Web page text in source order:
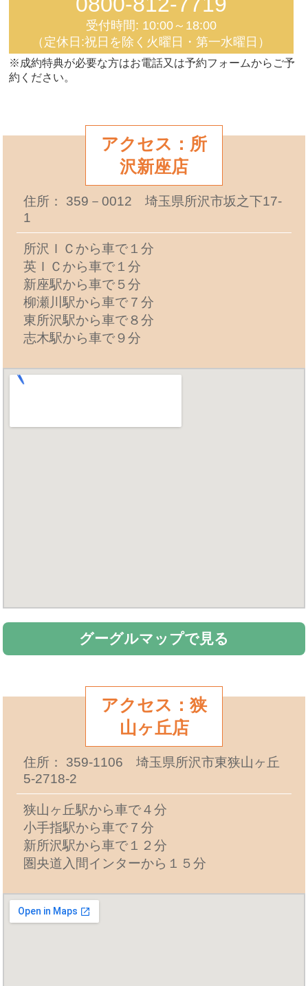
受付時間: 10:00～18:00
（定休日:祝日を除く火曜日・第一水曜日）
※成約特典が必要な方はお電話又は予約フォームからご予
約ください。
アクセス：所
沢新座店
住所： 359－0012 埼玉県所沢市坂之下17-
1
所沢ＩＣから車で１分
英ＩＣから車で１分
新座駅から車で５分
柳瀬川駅から車で７分
東所沢駅から車で８分
志木駅から車で９分
グーグルマップで見る
アクセス：狭
山ヶ丘店
住所： 359-1106 埼玉県所沢市東狭山ヶ丘
5-2718-2
狭山ヶ丘駅から車で４分
小手指駅から車で７分
新所沢駅から車で１２分
圏央道入間インターから１５分